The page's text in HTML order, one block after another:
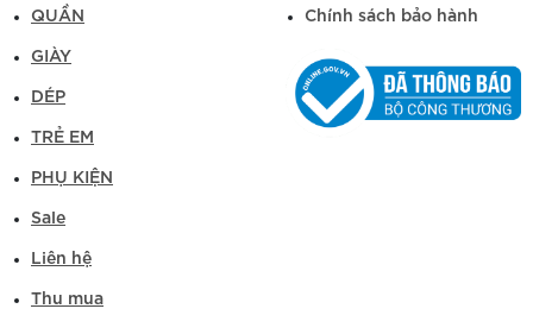
QUẦN
GIÀY
DÉP
TRẺ EM
PHỤ KIỆN
Sale
Liên hệ
Thu mua
Chính sách bảo hành